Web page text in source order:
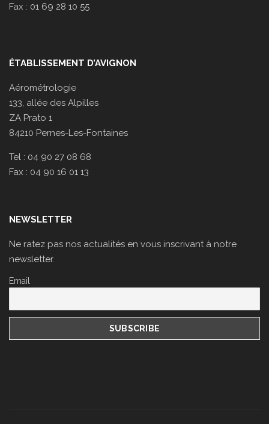
Fax : 01 69 28 10 55
ÉTABLISSEMENT D’AVIGNON
Aérométrologie
133, allée des Alpilles
ZA Prato 1
84210 Pernes-Les-Fontaines
Tel : 04 90 27 08 68
Fax : 04 90 16 01 13
NEWSLETTER
Ne ratez pas nos actualités en vous inscrivant à notre
newsletter.
Email